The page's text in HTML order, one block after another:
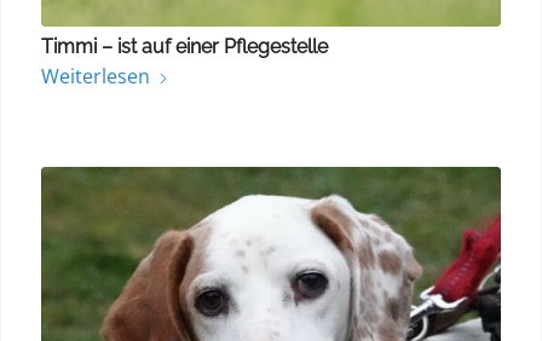
Timmi – ist auf einer Pflegestelle
Weiterlesen